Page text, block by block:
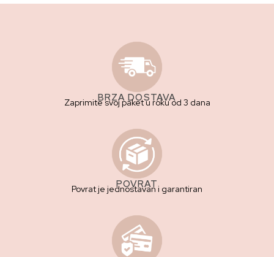
BRZA DOSTAVA
Zaprimite svoj paket u roku od 3 dana
POVRAT
Povrat je jednostavan i garantiran